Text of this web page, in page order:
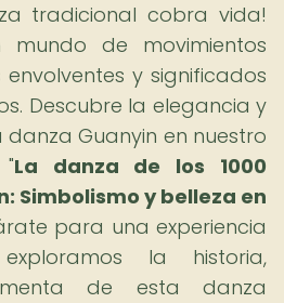
tradicional cobra vida!
mundo de movimientos
y significados
Descubre la elegancia y
Guanyin en nuestro
La danza de los 1000
Simbolismo y belleza en
para una experiencia
la historia,
de esta danza